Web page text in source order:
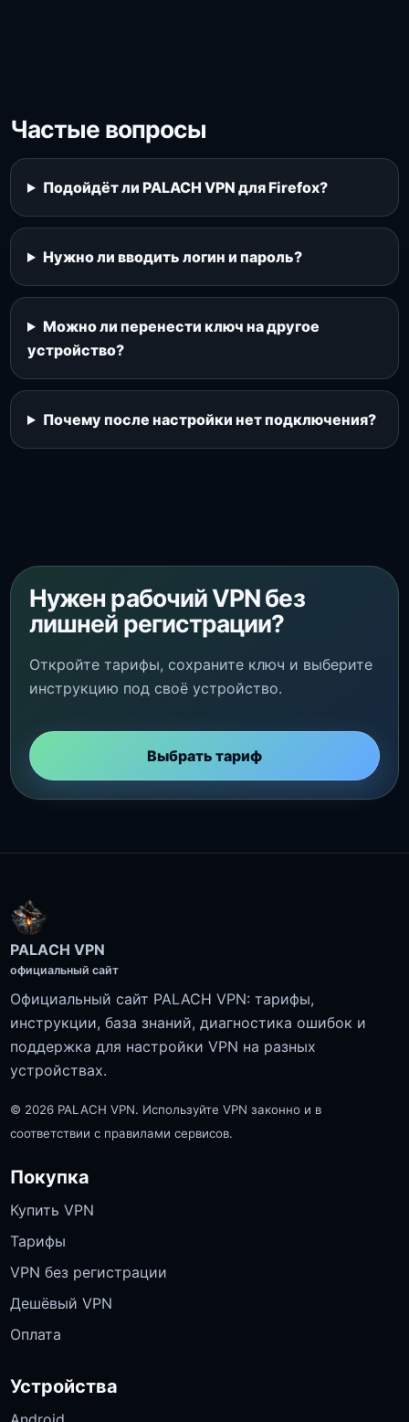
Частые вопросы
Подойдёт ли PALACH VPN для Firefox?
Нужно ли вводить логин и пароль?
Можно ли перенести ключ на другое
устройство?
Почему после настройки нет подключения?
Нужен рабочий VPN без
лишней регистрации?
Откройте тарифы, сохраните ключ и выберите
инструкцию под своё устройство.
Выбрать тариф
PALACH VPN
официальный сайт
Официальный сайт PALACH VPN: тарифы,
инструкции, база знаний, диагностика ошибок и
поддержка для настройки VPN на разных
устройствах.
© 2026 PALACH VPN. Используйте VPN законно и в
соответствии с правилами сервисов.
Покупка
Купить VPN
Тарифы
VPN без регистрации
Дешёвый VPN
Оплата
Устройства